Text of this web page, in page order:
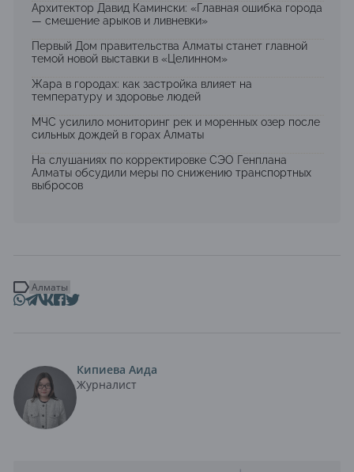
Архитектор Давид Камински: «Главная ошибка города
— смешение арыков и ливневки»
Первый Дом правительства Алматы станет главной
темой новой выставки в «Целинном»
Жара в городах: как застройка влияет на
температуру и здоровье людей
МЧС усилило мониторинг рек и моренных озер после
сильных дождей в горах Алматы
На слушаниях по корректировке СЭО Генплана
Алматы обсудили меры по снижению транспортных
выбросов
Алматы
Кипиева Аида
Журналист